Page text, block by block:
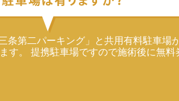
条第二パーキング」と共用有料駐車場
す。 提携駐車場ですので施術後に無料